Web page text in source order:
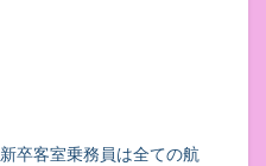
新卒客室乗務員は全ての航